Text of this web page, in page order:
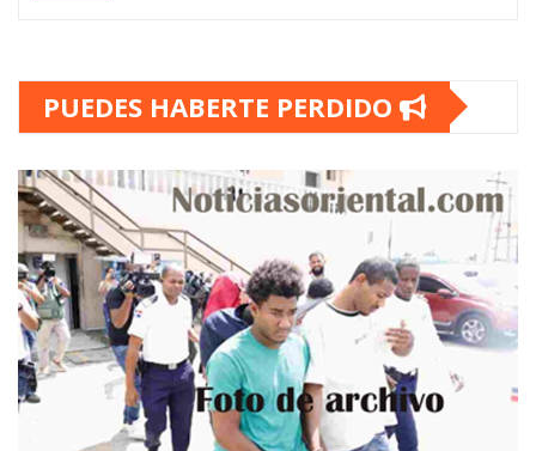
PUEDES HABERTE PERDIDO